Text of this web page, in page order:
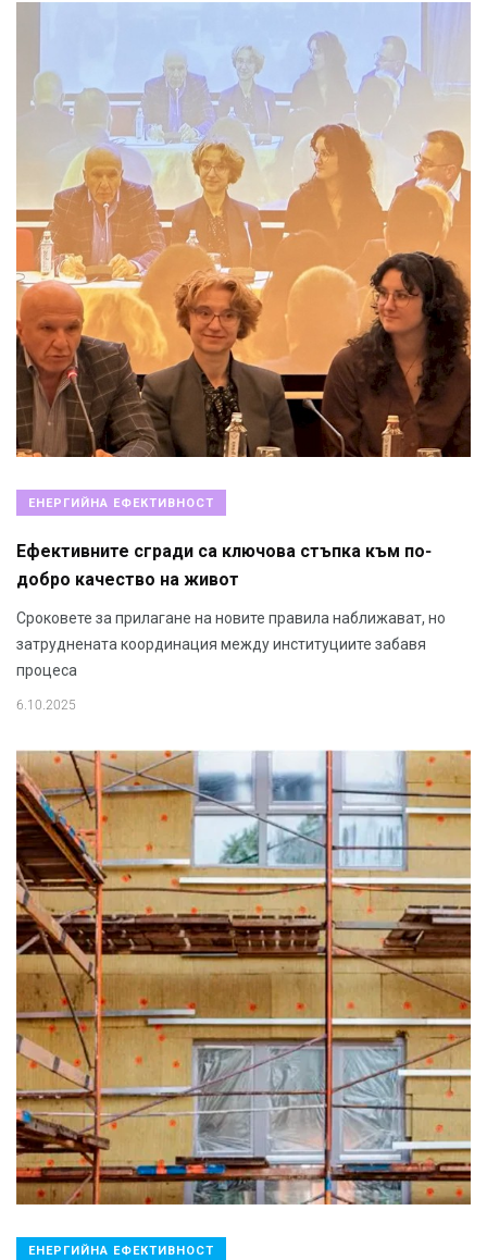
ЕНЕРГИЙНА ЕФЕКТИВНОСТ
Ефективните сгради са ключова стъпка към по-
добро качество на живот
Сроковете за прилагане на новите правила наближават, но
затруднената координация между институциите забавя
процеса
6.10.2025
ЕНЕРГИЙНА ЕФЕКТИВНОСТ